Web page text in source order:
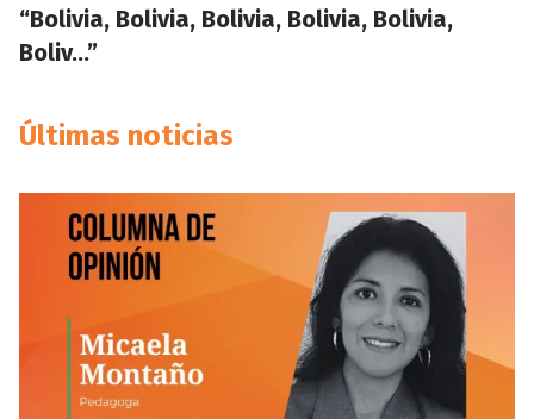
“Bolivia, Bolivia, Bolivia, Bolivia, Bolivia,
Boliv…”
Últimas noticias